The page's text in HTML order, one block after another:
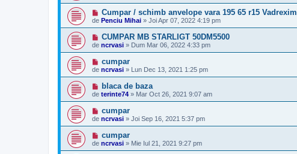
Cumpar / schimb anvelope vara 195 65 r15 Vadrexim
de Penciu Mihai » Joi Apr 07, 2022 4:19 pm
CUMPAR MB STARLIGT 50DM5500
de ncrvasi » Dum Mar 06, 2022 4:33 pm
cumpar
de ncrvasi » Lun Dec 13, 2021 1:25 pm
blaca de baza
de terinte74 » Mar Oct 26, 2021 9:07 am
cumpar
de ncrvasi » Joi Sep 16, 2021 5:37 pm
cumpar
de ncrvasi » Mie Iul 21, 2021 9:27 pm